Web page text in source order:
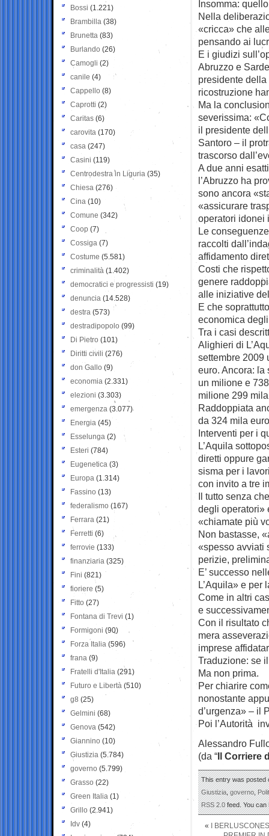
Insomma:
Nella
«cricca» che
pensando ai
E i giudizi
Abruzzo e
presidente
ricostruzione
Ma la
severissima:
il presidente
Santoro – il
trascorso
A due anni
l’Abruzzo ha
sono ancora
«assicurare
operatori idonei
Le
raccolti
affidamento
Costi che
genere
alle iniziative
E che
economica
Tra i casi
Alighieri di
settembre 2009
euro. Ancora: la
un milione e
milione 299
Raddoppiata
da 324 mila
Interventi per i
L’Aquila
diretti oppure
sisma per i
con invito a tre
Il tutto senza
degli operatori»
«chiamate più
Non bastasse,
«spesso avviati
perizie,
E’ successo
L’Aquila» e per
Come in altri
e
Con il risultato
mera
imprese
Traduzione: se
Ma non prima.
Per chiarire
nonostante
d’urgenza» – il
Poi l’Autorità
Alessandro
(da “Il Corriere
This entry was posted
Giustizia,governo,
RSS 2.0feed. You can
«
I
Bossi (1.221)
Brambilla (38)
Brunetta (83)
Burlando (26)
Camogli (2)
canile (4)
Cappello (8)
Caprotti (2)
Caritas (6)
carovita (170)
casa (247)
Casini (119)
Centrodestra in Liguria (35)
Chiesa (276)
Cina (10)
Comune (342)
Coop (7)
Cossiga (7)
Costume (5.581)
criminalità (1.402)
democratici e progressisti (19)
denuncia (14.528)
destra (573)
destradipopolo (99)
Di Pietro (101)
Diritti civili (276)
don Gallo (9)
economia (2.331)
elezioni (3.303)
emergenza (3.077)
Energia (45)
Esselunga (2)
Esteri (784)
Eugenetica (3)
Europa (1.314)
Fassino (13)
federalismo (167)
Ferrara (21)
Ferretti (6)
ferrovie (133)
finanziaria (325)
Fini (821)
fioriere (5)
Fitto (27)
Fontana di Trevi (1)
Formigoni (90)
Forza Italia (596)
frana (9)
Fratelli d'Italia (291)
Futuro e Libertà (510)
g8 (25)
Gelmini (68)
Genova (542)
Giannino (10)
Giustizia (5.784)
governo (5.799)
Grasso (22)
Green Italia (1)
Grillo (2.941)
Idv (4)